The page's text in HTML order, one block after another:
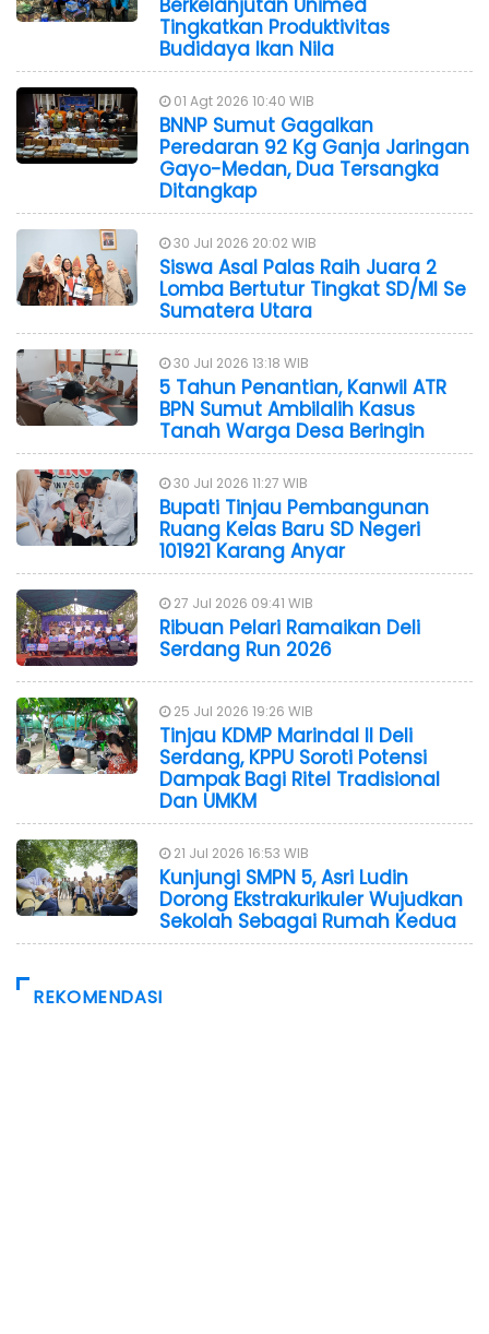
Tingkatkan Produktivitas
Budidaya Ikan Nila
01 Agt 2026 10:40 WIB
BNNP Sumut Gagalkan
Peredaran 92 Kg Ganja Jaringan
Gayo-Medan, Dua Tersangka
Ditangkap
30 Jul 2026 20:02 WIB
Siswa Asal Palas Raih Juara 2
Lomba Bertutur Tingkat SD/MI Se
Sumatera Utara
30 Jul 2026 13:18 WIB
5 Tahun Penantian, Kanwil ATR
BPN Sumut Ambilalih Kasus
Tanah Warga Desa Beringin
30 Jul 2026 11:27 WIB
Bupati Tinjau Pembangunan
Ruang Kelas Baru SD Negeri
101921 Karang Anyar
27 Jul 2026 09:41 WIB
Ribuan Pelari Ramaikan Deli
Serdang Run 2026
25 Jul 2026 19:26 WIB
Tinjau KDMP Marindal II Deli
Serdang, KPPU Soroti Potensi
Dampak Bagi Ritel Tradisional
Dan UMKM
21 Jul 2026 16:53 WIB
Kunjungi SMPN 5, Asri Ludin
Dorong Ekstrakurikuler Wujudkan
Sekolah Sebagai Rumah Kedua
REKOMENDASI